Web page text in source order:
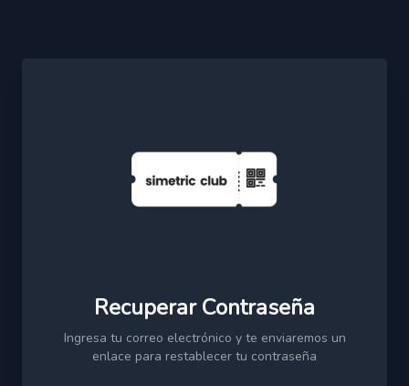
Recuperar Contraseña
Ingresa tu correo electrónico y te enviaremos un
enlace para restablecer tu contraseña